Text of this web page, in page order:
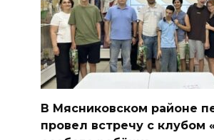
В Мясниковском районе
провел встречу с клубом